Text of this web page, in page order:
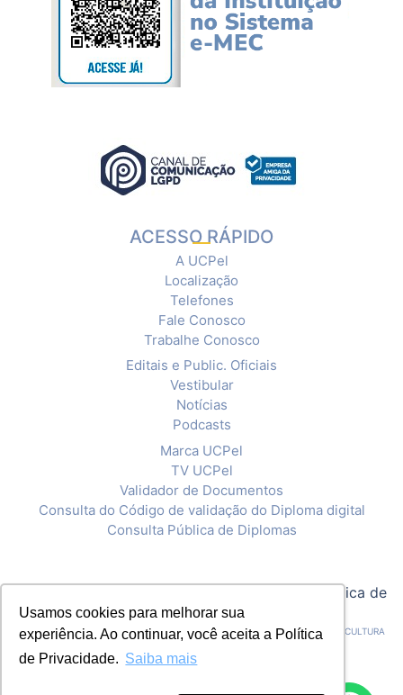
Usamos cookies para melhorar sua
experiência. Ao continuar, você aceita a Política
de Privacidade. Saiba mais
ACESSO RÁPIDO
A UCPel
Localização
Telefones
Fale Conosco
Trabalhe Conosco
Editais e Public. Oficiais
Vestibular
Notícias
Podcasts
Marca UCPel
TV UCPel
Validador de Documentos
Consulta do Código de validação do Diploma digital
Consulta Pública de Diplomas
Política de
Privacidade
CNPJ: 92.238.914/0001-03 - ASSOCIAÇÃO PELOTENSE DE ASSISTÊNCIA E CULTURA